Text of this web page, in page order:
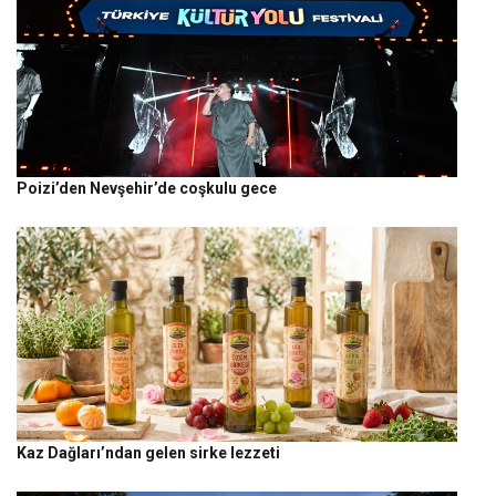
Poizi’den Nevşehir’de coşkulu gece
Kaz Dağları’ndan gelen sirke lezzeti